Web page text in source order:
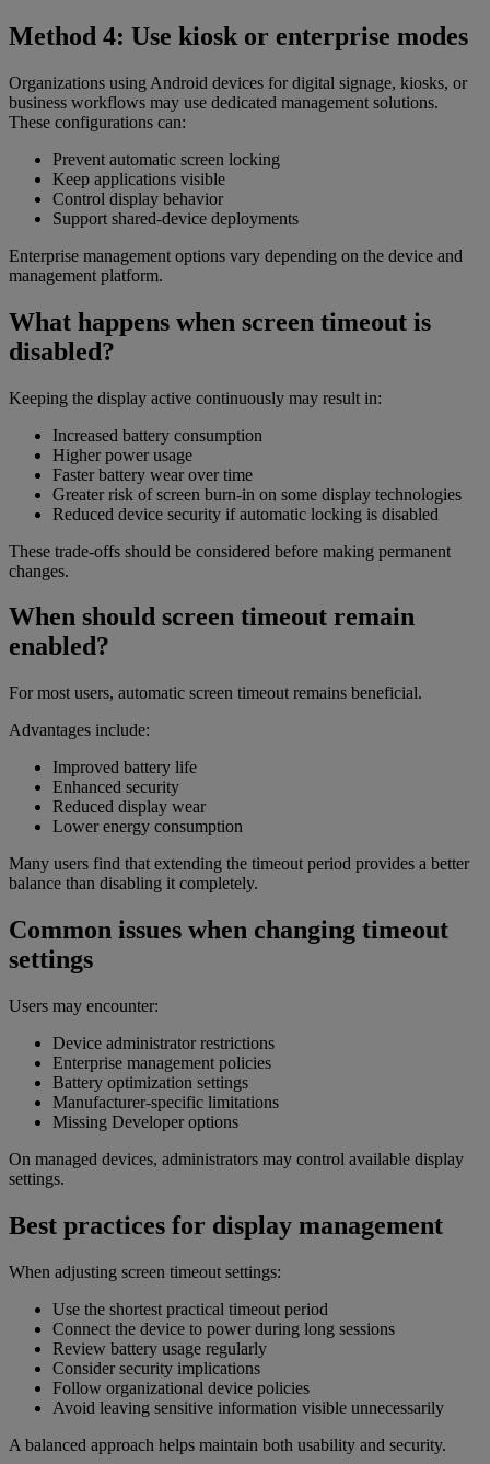
Method 4: Use kiosk or enterprise modes
Organizations using Android devices for digital signage, kiosks, or
business workflows may use dedicated management solutions.
These configurations can:
Prevent automatic screen locking
Keep applications visible
Control display behavior
Support shared-device deployments
Enterprise management options vary depending on the device and
management platform.
What happens when screen timeout is
disabled?
Keeping the display active continuously may result in:
Increased battery consumption
Higher power usage
Faster battery wear over time
Greater risk of screen burn-in on some display technologies
Reduced device security if automatic locking is disabled
These trade-offs should be considered before making permanent
changes.
When should screen timeout remain
enabled?
For most users, automatic screen timeout remains beneficial.
Advantages include:
Improved battery life
Enhanced security
Reduced display wear
Lower energy consumption
Many users find that extending the timeout period provides a better
balance than disabling it completely.
Common issues when changing timeout
settings
Users may encounter:
Device administrator restrictions
Enterprise management policies
Battery optimization settings
Manufacturer-specific limitations
Missing Developer options
On managed devices, administrators may control available display
settings.
Best practices for display management
When adjusting screen timeout settings:
Use the shortest practical timeout period
Connect the device to power during long sessions
Review battery usage regularly
Consider security implications
Follow organizational device policies
Avoid leaving sensitive information visible unnecessarily
A balanced approach helps maintain both usability and security.